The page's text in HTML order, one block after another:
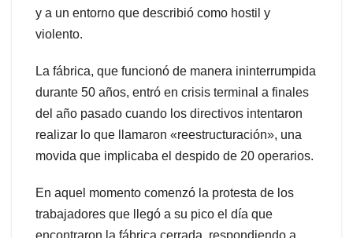
y a un entorno que describió como hostil y
violento.
La fábrica, que funcionó de manera ininterrumpida
durante 50 años, entró en crisis terminal a finales
del año pasado cuando los directivos intentaron
realizar lo que llamaron «reestructuración», una
movida que implicaba el despido de 20 operarios.
En aquel momento comenzó la protesta de los
trabajadores que llegó a su pico el día que
encontraron la fábrica cerrada, respondiendo a